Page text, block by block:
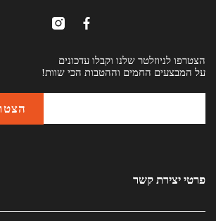
הצטרפו לניוזלטר שלנו וקבלו עדכונים
על המבצעים החמים וההטבות הכי שוות!
פרטי יצירת קשר